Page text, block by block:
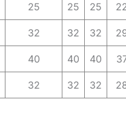
25 25 25
32 32 32
40 40 40
32 32 32